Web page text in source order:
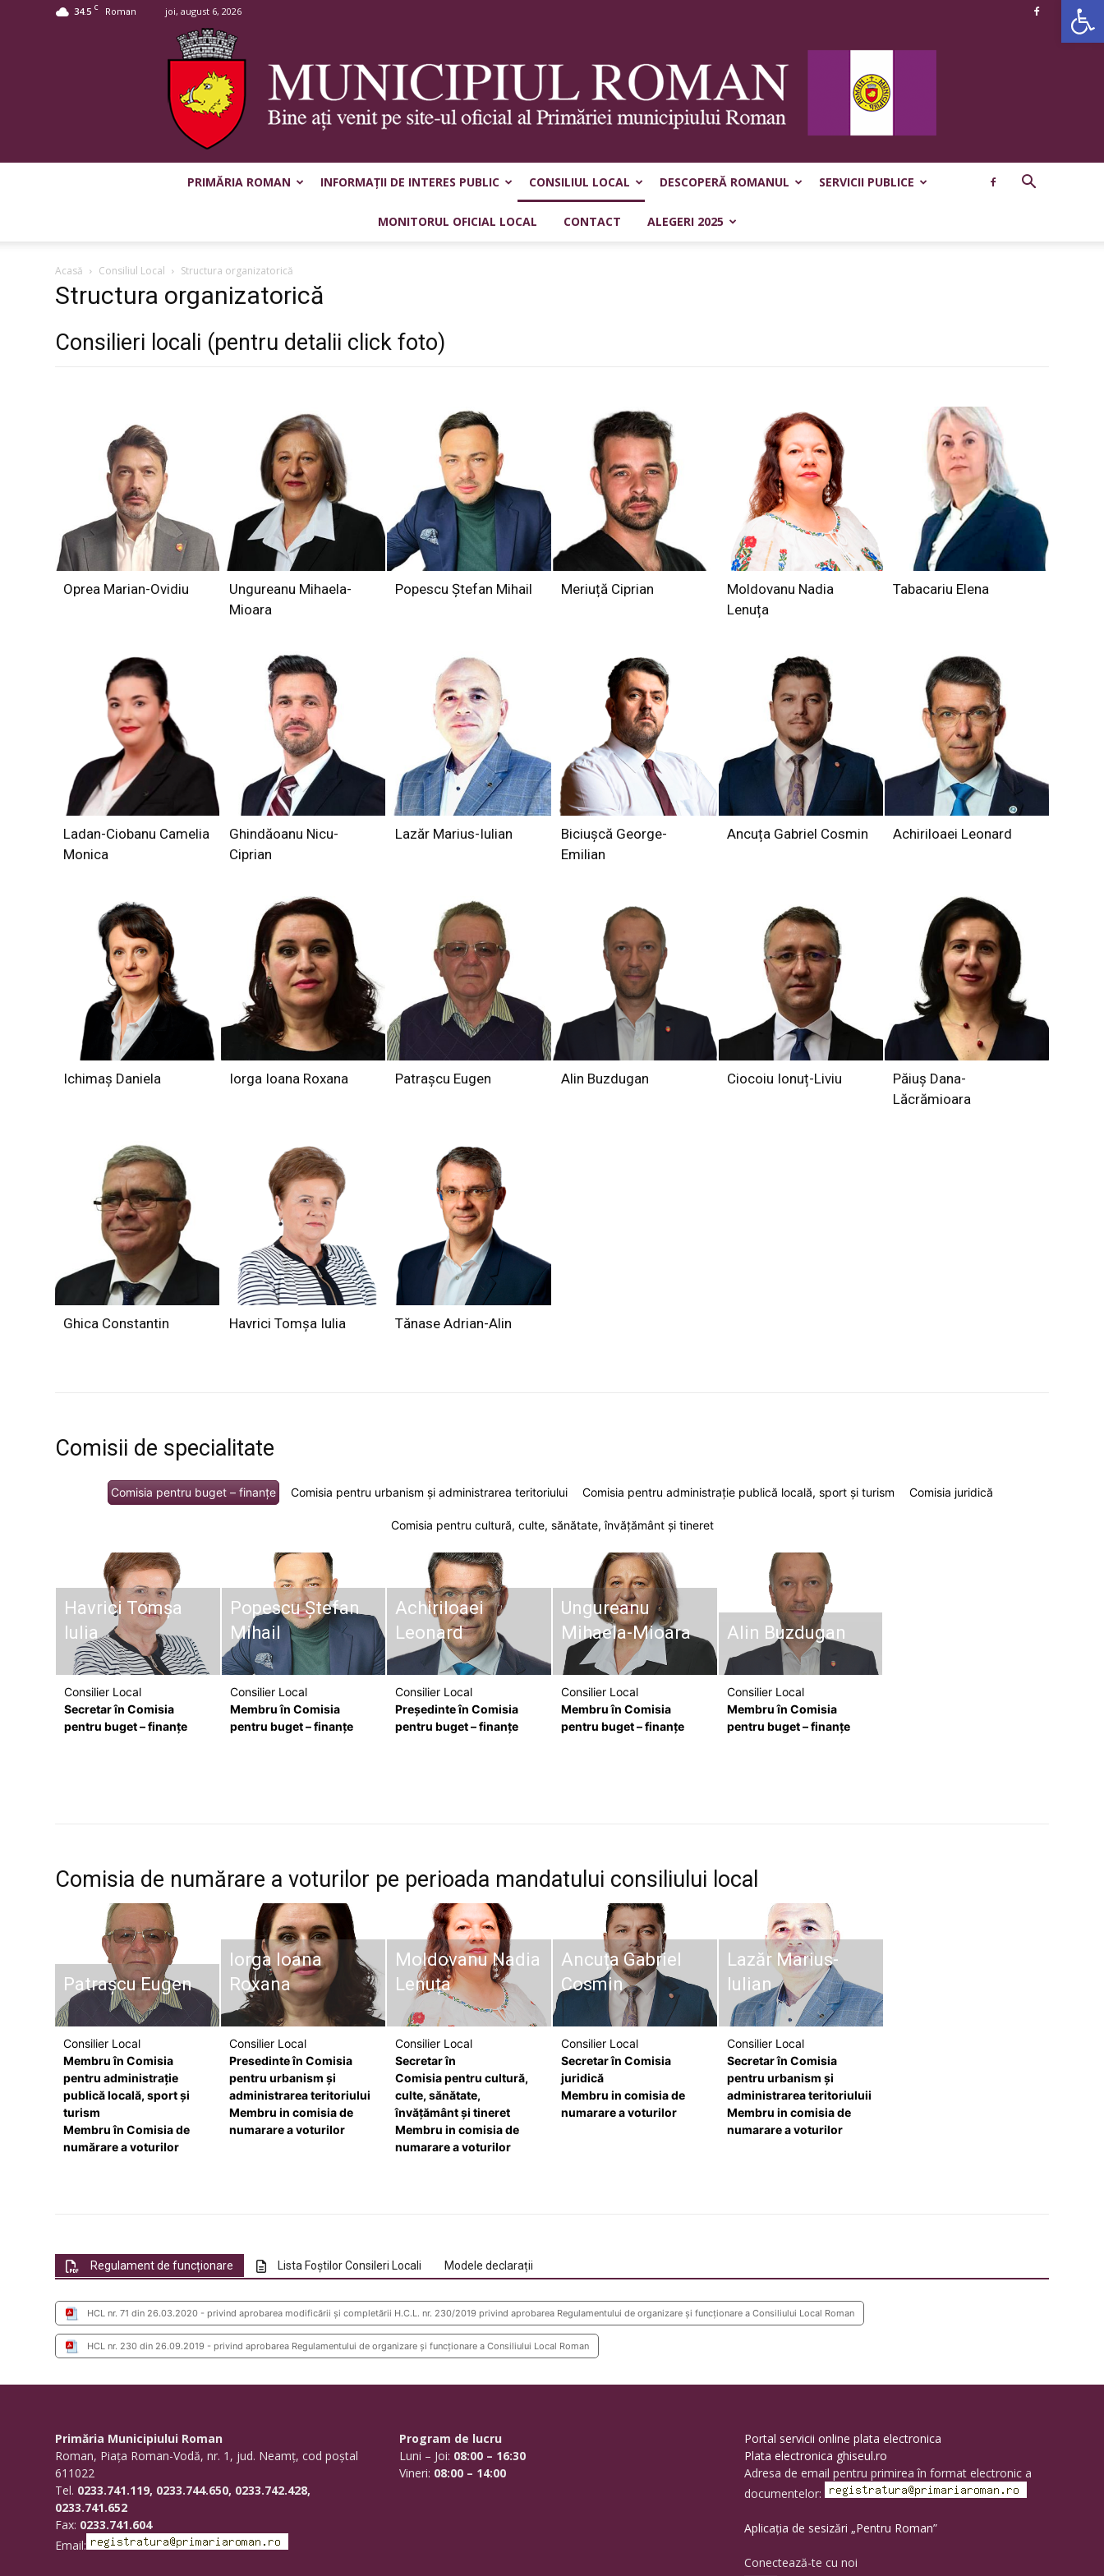
34.5 C Roman joi, august 6, 2026
Municipiul
PRIMĂRIA ROMAN INFORMAȚII DE INTERES PUBLIC CONSILIUL LOCAL DESCOPERĂ ROMANUL SERVICII PUBLICE
MONITORUL OFICIAL LOCAL CONTACT ALEGERI 2025
Acasă Consiliul Local Structura organizatorică
Structura organizatorică
Consilieri locali (pentru detalii click foto)
Oprea Marian-Ovidiu
Ungureanu Mihaela-
Mioara
Popescu Ștefan Mihail Meriuță Ciprian
Moldovanu Nadia
Lenuța
Tabacariu Elena
Ladan-Ciobanu Camelia
Monica
Ghindăoanu Nicu-
Ciprian
Lazăr Marius-Iulian
Biciușcă George-
Emilian
Ancuța Gabriel Cosmin Achiriloaei Leonard
Ichimaș Daniela Iorga Ioana Roxana Patrașcu Eugen Alin Buzdugan Ciocoiu Ionuț-Liviu
Păiuș Dana-
Lăcrămioara
Ghica Constantin Havrici Tomșa Iulia Tănase Adrian-Alin
Comisii de specialitate
Comisia pentru buget – finanţe Comisia pentru urbanism şi administrarea teritoriului Comisia pentru administraţie publică locală, sport şi turism Comisia juridică
Comisia pentru cultură, culte, sănătate, învăţământ şi tineret
Havrici Tomșa
Iulia
Consilier Local
Secretar în Comisia
pentru buget – finanţe
Popescu Ștefan
Mihail
Consilier Local
Membru în Comisia
pentru buget – finanţe
Achiriloaei
Leonard
Consilier Local
Președinte în Comisia
pentru buget – finanțe
Ungureanu
Mihaela-Mioara
Consilier Local
Membru în Comisia
pentru buget – finanţe
Alin Buzdugan
Consilier Local
Membru în Comisia
pentru buget – finanţe
Comisia de numărare a voturilor pe perioada mandatului consiliului local
Patrașcu Eugen
Consilier Local
Membru în Comisia
pentru administraţie
publică locală, sport şi
turism
Membru în Comisia de
numărare a voturilor
Iorga Ioana
Roxana
Consilier Local
Presedinte în Comisia
pentru urbanism şi
administrarea teritoriului
Membru in comisia de
numarare a voturilor
Moldovanu Nadia
Lenuța
Consilier Local
Secretar în
Comisia pentru cultură,
culte, sănătate,
învăţământ şi tineret
Membru in comisia de
numarare a voturilor
Ancuța Gabriel
Cosmin
Consilier Local
Secretar în Comisia
juridică
Membru in comisia de
numarare a voturilor
Lazăr Marius-
Iulian
Consilier Local
Secretar în Comisia
pentru urbanism şi
administrarea teritoriuluii
Membru in comisia de
numarare a voturilor
Regulament de funcționare Lista Foștilor Consileri Locali Modele declarații
HCL nr. 71 din 26.03.2020 - privind aprobarea modificării și completării H.C.L. nr. 230/2019 privind aprobarea Regulamentului de organizare și funcționare a Consiliului Local Roman
HCL nr. 230 din 26.09.2019 - privind aprobarea Regulamentului de organizare și funcționare a Consiliului Local Roman
Primăria Municipiului Roman
Roman, Piaţa Roman-Vodă, nr. 1, jud. Neamţ, cod poştal
611022
Tel. 0233.741.119, 0233.744.650, 0233.742.428,
0233.741.652
Fax: 0233.741.604
Email:
Program de lucru
Luni – Joi: 08:00 – 16:30
Vineri: 08:00 – 14:00
Portal servicii online plata electronica
Plata electronica ghiseul.ro
Adresa de email pentru primirea în format electronic a
documentelor:
Aplicația de sesizări „Pentru Roman”
Conectează-te cu noi